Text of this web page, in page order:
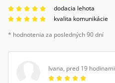
dodacia lehota
kvalita komunikácie
* hodnotenia za posledných 90 dní
Ivana, pred 19 hodinami